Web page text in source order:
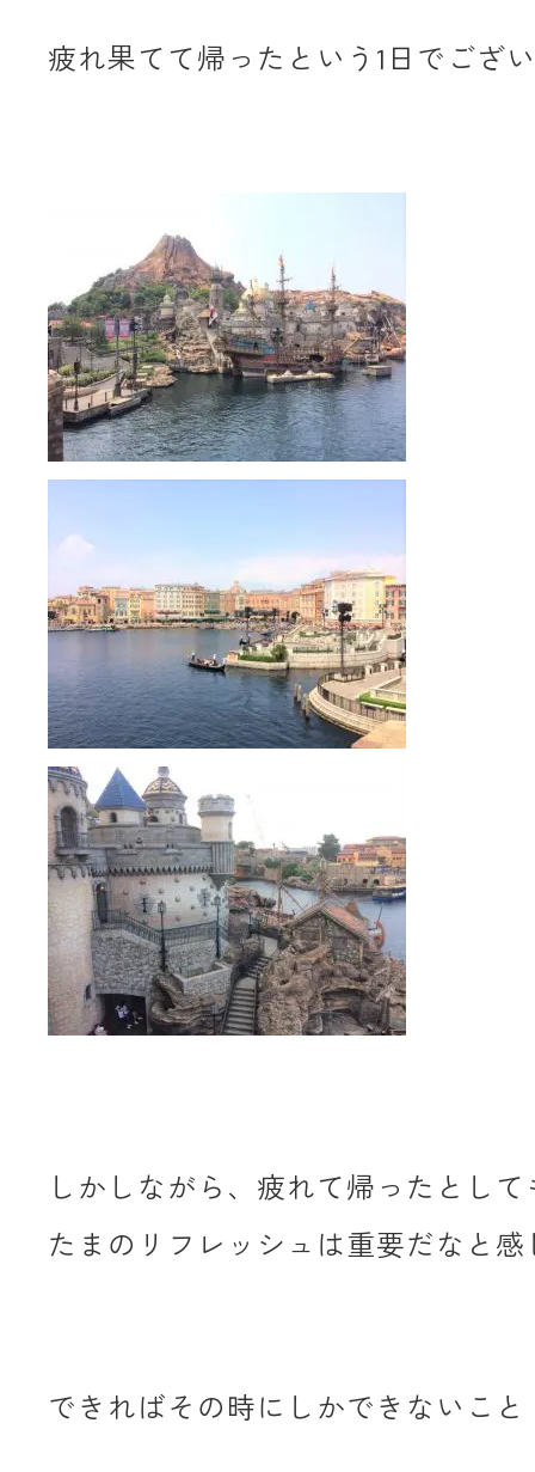
疲れ果てて帰ったという1日でござ
しかしながら、疲れて帰ったとして
たまのリフレッシュは重要だなと感
できればその時にしかできないこと